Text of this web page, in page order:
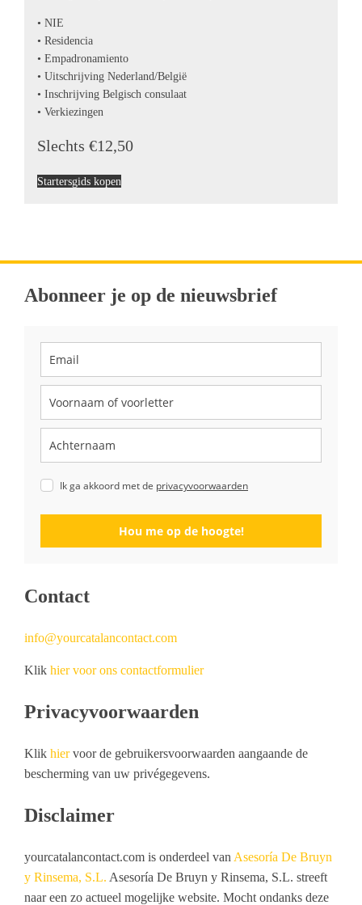
• NIE
• Residencia
• Empadronamiento
• Uitschrijving Nederland/België
• Inschrijving Belgisch consulaat
• Verkiezingen
Slechts €12,50
Startersgids kopen
Abonneer je op de nieuwsbrief
Ik ga akkoord met de privacyvoorwaarden
Hou me op de hoogte!
Contact
info@yourcatalancontact.com
Klik hiervoor ons contactformulier
Privacyvoorwaarden
Klik hiervoor de gebruikersvoorwaarden aangaande de
bescherming van uw privégegevens.
Disclaimer
yourcatalancontact.com is onderdeel van Asesoría De Bruyn
y Rinsema, S.L. Asesoría De Bruyn y Rinsema, S.L. streeft
naar een zo actueel mogelijke website. Mocht ondanks deze